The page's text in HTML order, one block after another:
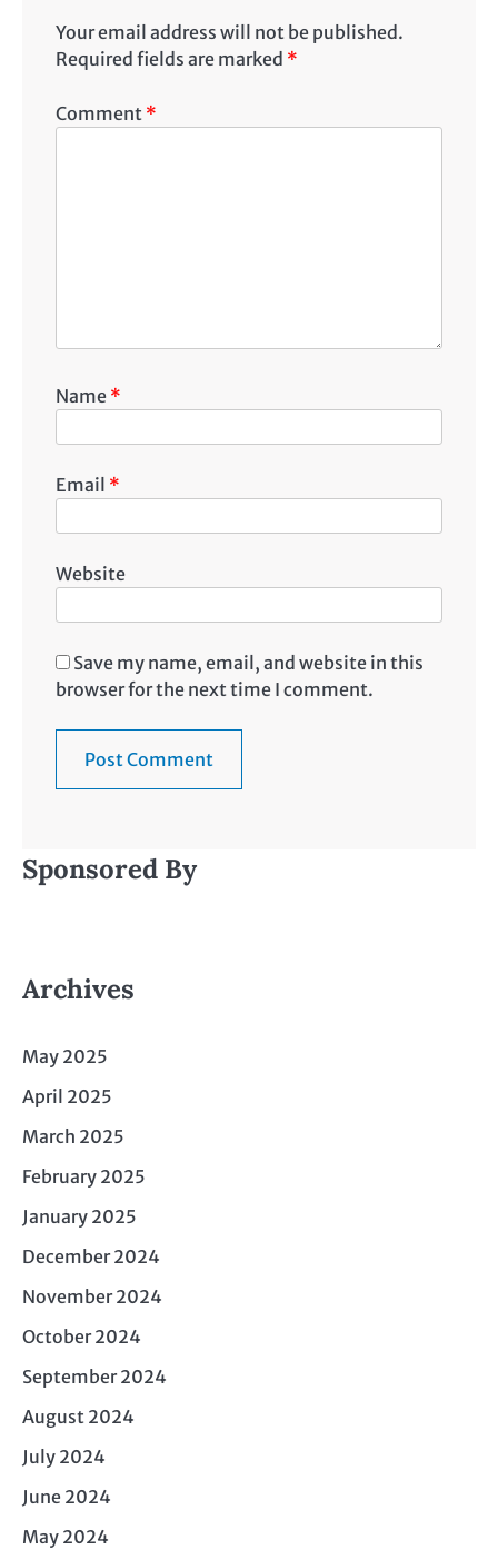
Your email address will not be published.
Required fields are marked *
Comment *
Name *
Email *
Website
Save my name, email, and website in this
browser for the next time I comment.
Sponsored By
Archives
May 2025
April 2025
March 2025
February 2025
January 2025
December 2024
November 2024
October 2024
September 2024
August 2024
July 2024
June 2024
May 2024